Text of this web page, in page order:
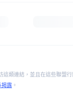
類連結，並且在這些聯盟
揭露 。